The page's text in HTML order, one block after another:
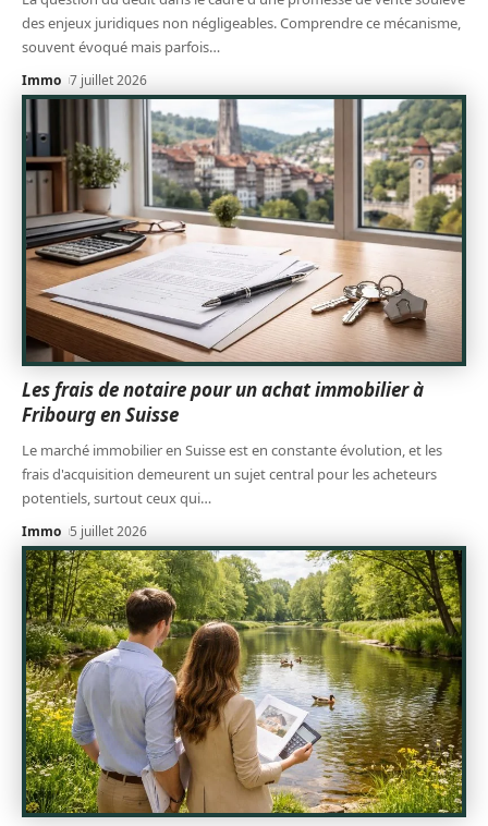
des enjeux juridiques non négligeables. Comprendre ce mécanisme,
souvent évoqué mais parfois…
Immo 7 juillet 2026
Les frais de notaire pour un achat immobilier à
Fribourg en Suisse
Le marché immobilier en Suisse est en constante évolution, et les
frais d'acquisition demeurent un sujet central pour les acheteurs
potentiels, surtout ceux qui…
Immo 5 juillet 2026